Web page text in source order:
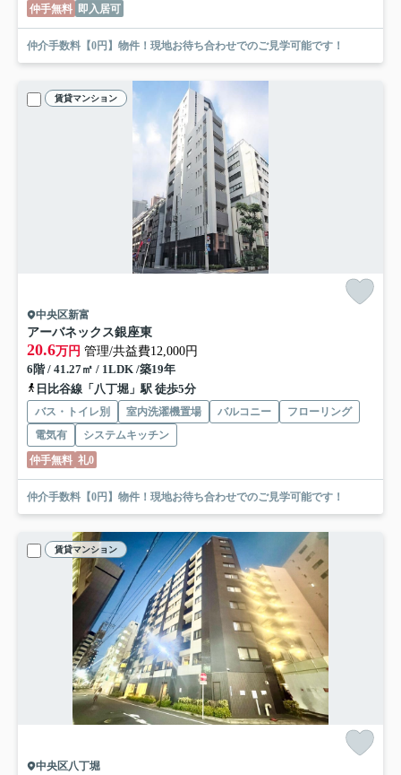
仲手無料 即入居可
仲介手数料【0円】物件！現地お待ち合わせでのご見学可能です！
賃貸マンション
中央区新富
アーバネックス銀座東
20.6万円 管理/共益費12,000円
6階 / 41.27㎡ / 1LDK /築19年
日比谷線「八丁堀」駅 徒歩5分
バス・トイレ別 室内洗濯機置場 バルコニー
フローリング
電気有
システムキッチン
仲手無料 礼0
仲介手数料【0円】物件！現地お待ち合わせでのご見学可能です！
賃貸マンション
中央区八丁堀